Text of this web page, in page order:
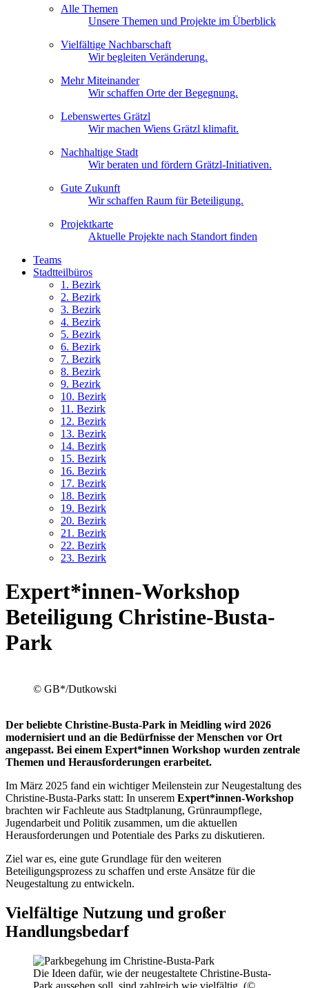
Alle Themen
Unsere Themen und Projekte im Überblick
Vielfältige Nachbarschaft
Wir begleiten Veränderung.
Mehr Miteinander
Wir schaffen Orte der Begegnung.
Lebenswertes Grätzl
Wir machen Wiens Grätzl klimafit.
Nachhaltige Stadt
Wir beraten und fördern Grätzl-Initiativen.
Gute Zukunft
Wir schaffen Raum für Beteiligung.
Projektkarte
Aktuelle Projekte nach Standort finden
Teams
Stadtteilbüros
1. Bezirk
2. Bezirk
3. Bezirk
4. Bezirk
5. Bezirk
6. Bezirk
7. Bezirk
8. Bezirk
9. Bezirk
10. Bezirk
11. Bezirk
12. Bezirk
13. Bezirk
14. Bezirk
15. Bezirk
16. Bezirk
17. Bezirk
18. Bezirk
19. Bezirk
20. Bezirk
21. Bezirk
22. Bezirk
23. Bezirk
Expert*innen-Workshop
Beteiligung Christine-Busta-
Park
© GB*/Dutkowski
Der beliebte Christine-Busta-Park in Meidling wird 2026
modernisiert und an die Bedürfnisse der Menschen vor Ort
angepasst. Bei einem Expert*innen Workshop wurden zentrale
Themen und Herausforderungen erarbeitet.
Im März 2025 fand ein wichtiger Meilenstein zur Neugestaltung des
Christine-Busta-Parks statt: In unserem Expert*innen-Workshop
brachten wir Fachleute aus Stadtplanung, Grünraumpflege,
Jugendarbeit und Politik zusammen, um die aktuellen
Herausforderungen und Potentiale des Parks zu diskutieren.
Ziel war es, eine gute Grundlage für den weiteren
Beteiligungsprozess zu schaffen und erste Ansätze für die
Neugestaltung zu entwickeln.
Vielfältige Nutzung und großer
Handlungsbedarf
Die Ideen dafür, wie der neugestaltete Christine-Busta-
Park aussehen soll, sind zahlreich wie vielfältig. (©